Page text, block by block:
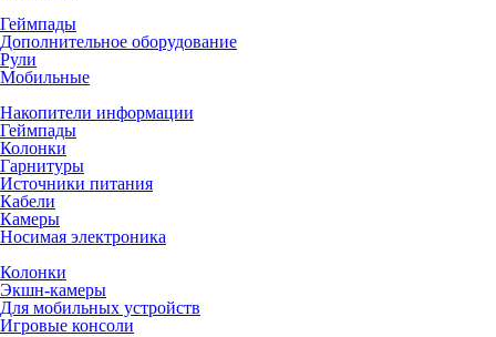
Геймпады
Дополнительное оборудование
Рули
Мобильные
Накопители информации
Геймпады
Колонки
Гарнитуры
Источники питания
Кабели
Камеры
Носимая электроника
Колонки
Экшн-камеры
Для мобильных устройств
Игровые консоли